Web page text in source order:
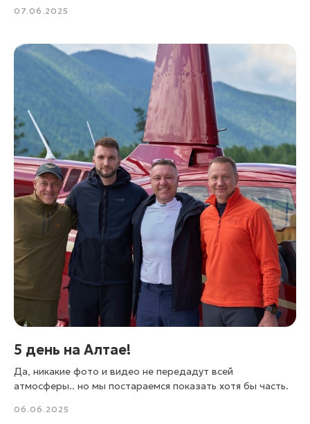
07.06.2025
5 день на Алтае!
Да, никакие фото и видео не передадут всей
атмосферы.. но мы постараемся показать хотя бы часть.
06.06.2025